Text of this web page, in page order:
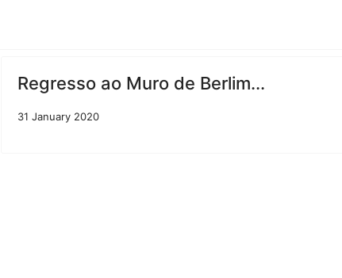
Regresso ao Muro de Berlim...
31 January 2020